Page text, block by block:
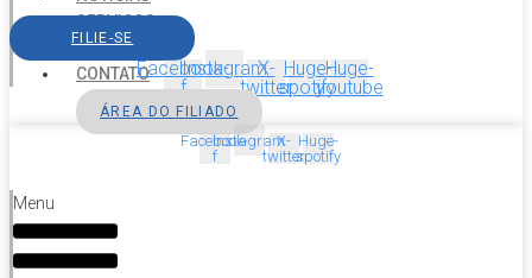
SERVIÇOS
AGENDA
CONTATO
FILIE-SE
Facebook-
f
InstagramX-
twitter
Huge-
spotify
Huge-
youtube
ÁREA DO FILIADO
Facebook-
f
InstagramX-
twitter
Huge-
spotify
Menu